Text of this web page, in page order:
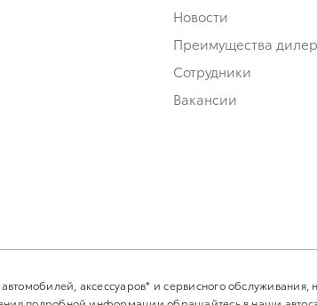
Новости
Преимущества
Сотрудники
Вакансии
аксессуаров* и сервисного